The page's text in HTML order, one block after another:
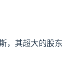
，其超大的股东